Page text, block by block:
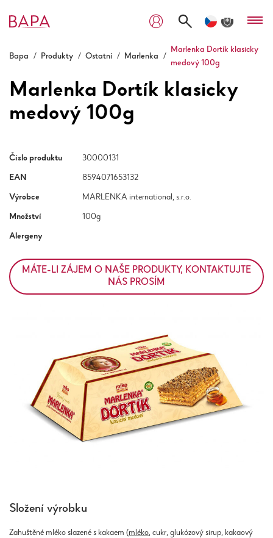
Bapa / Produkty / Ostatní / Marlenka /
Marlenka Dortík klasicky
medový 100g
Marlenka Dortík klasicky
medový 100g
Číslo produktu 30000131
EAN 8594071653132
Výrobce MARLENKA international, s.r.o.
Množství 100g
Alergeny
MÁTE-LI ZÁJEM O NAŠE PRODUKTY, KONTAKTUJTE
NÁS PROSÍM
Složení výrobku
Zahuštěné mléko slazené s kakaem (mléko, cukr, glukózový sirup, kakaový